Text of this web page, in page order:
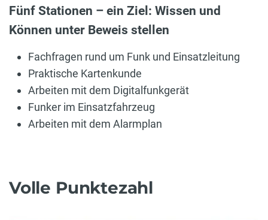
Fünf Stationen – ein Ziel: Wissen und
Können unter Beweis stellen
Fachfragen rund um Funk und Einsatzleitung
Praktische Kartenkunde
Arbeiten mit dem Digitalfunkgerät
Funker im Einsatzfahrzeug
Arbeiten mit dem Alarmplan
Volle Punktezahl